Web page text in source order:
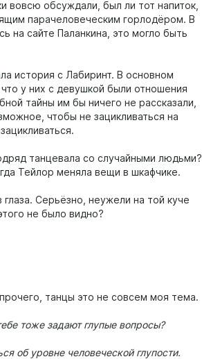
вовсю обсуждали, был ли тот напиток,
парачеловеческим горлодёром. В
на сайте Паланкина, это могло быть
история с Лабиринт. В основном
у них с девушкой были отношения
тайны им бы ничего не рассказали,
чтобы не зацикливаться на
танцевала со случайными людьми?
Тейлор меняла вещи в шкафчике.
Серьёзно, неужели на той куче
не было видно?
танцы это не совсем моя тема.
тоже задают глупые вопросы?
об уровне человеческой глупости.